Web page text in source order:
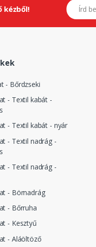
kézből!
E-mail
- Bőrdzseki
- Textil kabát -
- Textil kabát - nyár
- Textil nadrág -
- Textil nadrág -
- Börnadrág
- Bőrruha
- Kesztyű
- Aláöltöző